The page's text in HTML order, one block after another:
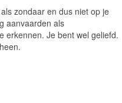
zondaar en dus niet op je
aanvaarden als
erkennen. Je bent wel geliefd.